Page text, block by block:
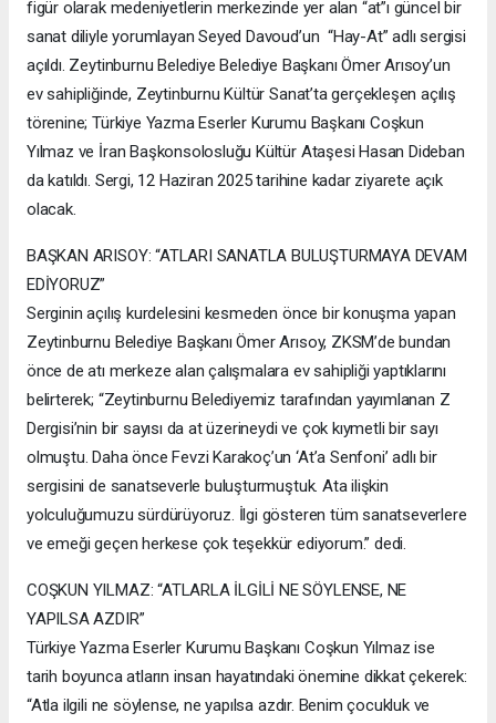
figür olarak medeniyetlerin merkezinde yer alan “at”ı güncel bir
sanat diliyle yorumlayan Seyed Davoud’un “Hay-At” adlı sergisi
açıldı. Zeytinburnu Belediye Belediye Başkanı Ömer Arısoy’un
ev sahipliğinde, Zeytinburnu Kültür Sanat’ta gerçekleşen açılış
törenine; Türkiye Yazma Eserler Kurumu Başkanı Coşkun
Yılmaz ve İran Başkonsolosluğu Kültür Ataşesi Hasan Dideban
da katıldı. Sergi, 12 Haziran 2025 tarihine kadar ziyarete açık
olacak.
BAŞKAN ARISOY: “ATLARI SANATLA BULUŞTURMAYA DEVAM
EDİYORUZ”
Serginin açılış kurdelesini kesmeden önce bir konuşma yapan
Zeytinburnu Belediye Başkanı Ömer Arısoy, ZKSM’de bundan
önce de atı merkeze alan çalışmalara ev sahipliği yaptıklarını
belirterek; “Zeytinburnu Belediyemiz tarafından yayımlanan Z
Dergisi’nin bir sayısı da at üzerineydi ve çok kıymetli bir sayı
olmuştu. Daha önce Fevzi Karakoç’un ‘At’a Senfoni’ adlı bir
sergisini de sanatseverle buluşturmuştuk. Ata ilişkin
yolculuğumuzu sürdürüyoruz. İlgi gösteren tüm sanatseverlere
ve emeği geçen herkese çok teşekkür ediyorum.” dedi.
COŞKUN YILMAZ: “ATLARLA İLGİLİ NE SÖYLENSE, NE
YAPILSA AZDIR”
Türkiye Yazma Eserler Kurumu Başkanı Coşkun Yılmaz ise
tarih boyunca atların insan hayatındaki önemine dikkat çekerek:
“Atla ilgili ne söylense, ne yapılsa azdır. Benim çocukluk ve